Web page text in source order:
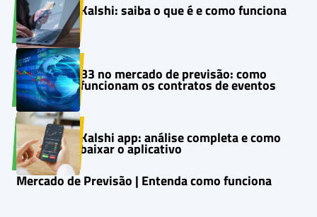
Kalshi: saiba o que é e como funciona
B3 no mercado de previsão: como
funcionam os contratos de eventos
Kalshi app: análise completa e como
baixar o aplicativo
Mercado de Previsão | Entenda como funciona